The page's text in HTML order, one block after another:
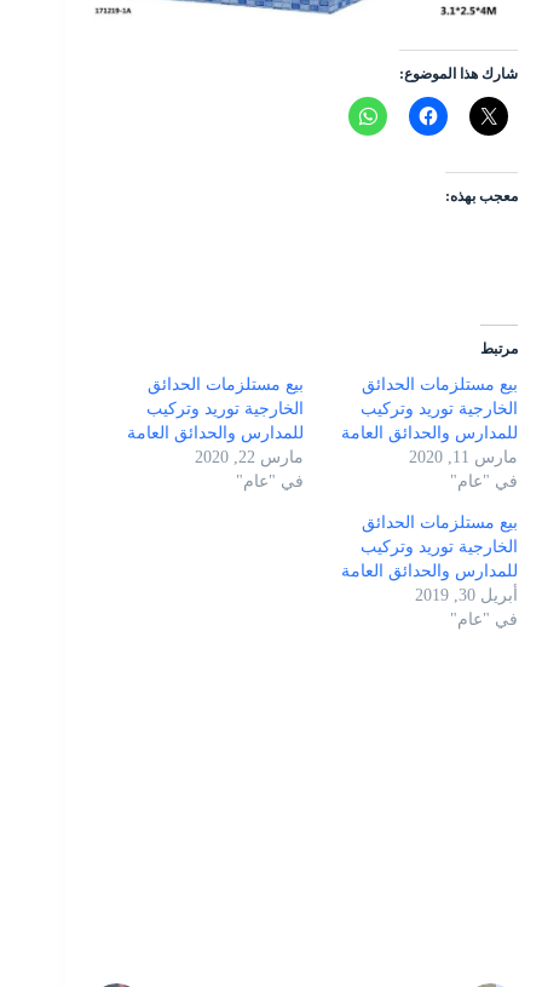
شارك هذا الموضوع:
معجب بهذه:
مرتبط
بيع مستلزمات الحدائق
الخارجية توريد وتركيب
للمدارس والحدائق العامة
مارس 11, 2020
في "عام"
بيع مستلزمات الحدائق
الخارجية توريد وتركيب
للمدارس والحدائق العامة
مارس 22, 2020
في "عام"
بيع مستلزمات الحدائق
الخارجية توريد وتركيب
للمدارس والحدائق العامة
أبريل 30, 2019
في "عام"